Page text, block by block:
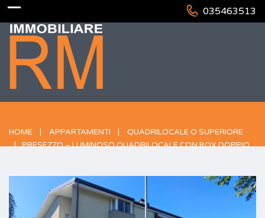
035463513
HOME APPARTAMENTI
QUADRILOCALE O SUPERIORE
PRESEZZO – LUMINOSO QUADRILOCALE CON BOX DOPPIO